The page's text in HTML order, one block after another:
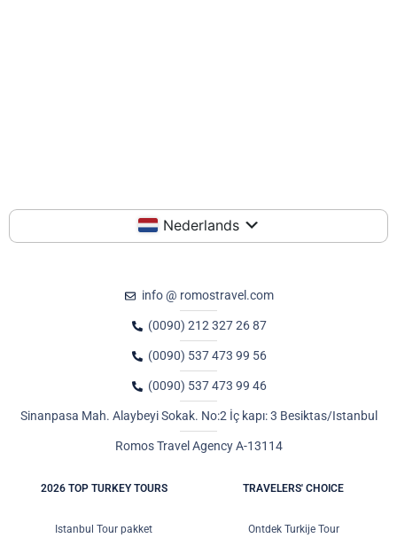
Nederlands
info @ romostravel.com
(0090) 212 327 26 87
(0090) 537 473 99 56
(0090) 537 473 99 46
Sinanpasa Mah. Alaybeyi Sokak. No:2 İç kapı: 3 Besiktas/Istanbul
Romos Travel Agency A-13114
2026 TOP TURKEY TOURS
Istanbul Tour pakket
TRAVELERS' CHOICE
Ontdek Turkije Tour